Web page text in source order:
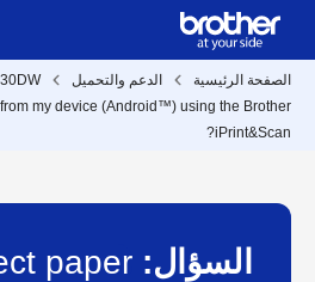
الصفحة الرئيسية الدعم والتحميل
from my device (Android™) using the Brother
iPrint&Scan?
السؤال:
paper